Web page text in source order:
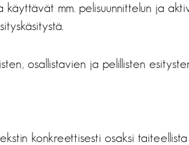
mm. pelisuunnittelun ja
osallistavien ja pelillisten
konkreettisesti osaksi